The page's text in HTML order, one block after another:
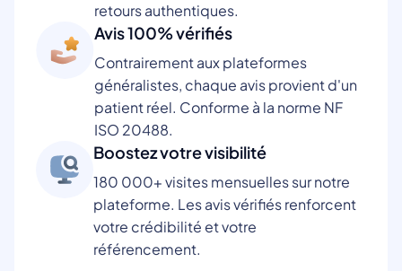
retours authentiques.
Avis 100% vérifiés
Contrairement aux plateformes
généralistes, chaque avis provient d'un
patient réel. Conforme à la norme NF
ISO 20488.
Boostez votre visibilité
180 000+ visites mensuelles sur notre
plateforme. Les avis vérifiés renforcent
votre crédibilité et votre
référencement.